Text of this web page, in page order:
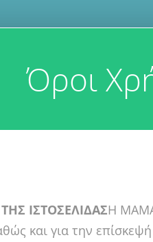
Όροι
ΙΣΤΟΣΕΛΙΔΑΣΗ
και για την